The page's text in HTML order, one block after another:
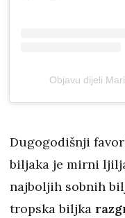
Objavu dijeli
Dugogodišnji
biljaka je mirni
najboljih sobnih
tropska biljka